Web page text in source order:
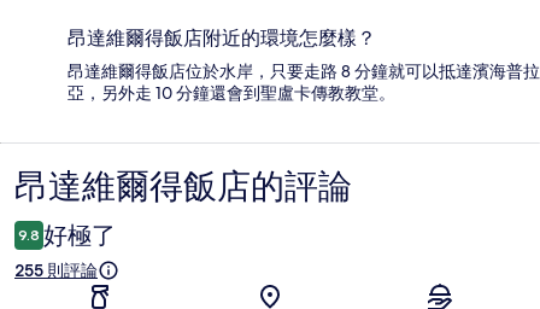
昂達維爾得飯店附近的環境怎麼樣？
昂達維爾得飯店位於水岸，只要走路 8 分鐘就可以抵達濱海普拉
亞，另外走 10 分鐘還會到聖盧卡傳教教堂。
評
論
昂達維爾得飯店的評論
9.8 好極了
255 則評論